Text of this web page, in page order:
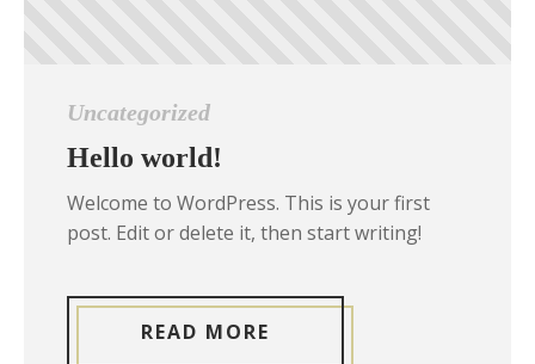
Uncategorized
Hello world!
Welcome to WordPress. This is your first
post. Edit or delete it, then start writing!
READ MORE